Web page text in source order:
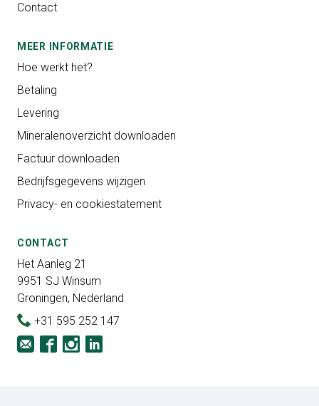
Contact
MEER INFORMATIE
Hoe werkt het?
Betaling
Levering
Mineralenoverzicht downloaden
Factuur downloaden
Bedrijfsgegevens wijzigen
Privacy- en cookiestatement
CONTACT
Het Aanleg 21
9951 SJ Winsum
Groningen, Nederland
+31 595 252 147